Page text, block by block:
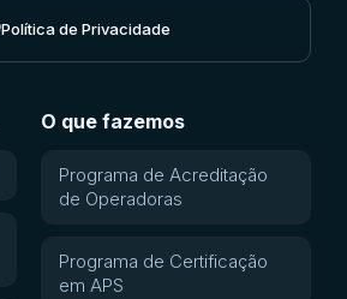
Política de Privacidade
O que fazemos
Programa de Acreditação
de Operadoras
Programa de Certificação
em APS